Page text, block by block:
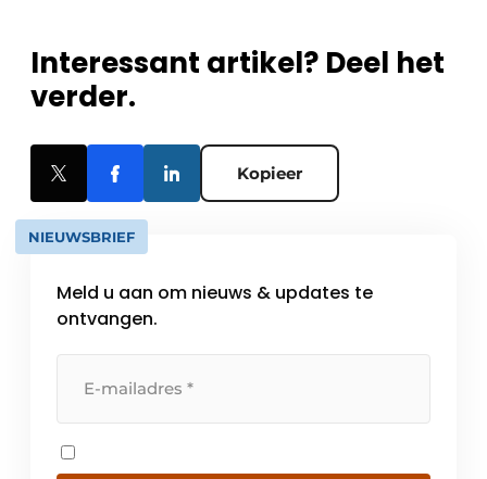
Interessant artikel? Deel het
verder.
Kopieer
NIEUWSBRIEF
Meld u aan om nieuws & updates te
ontvangen.